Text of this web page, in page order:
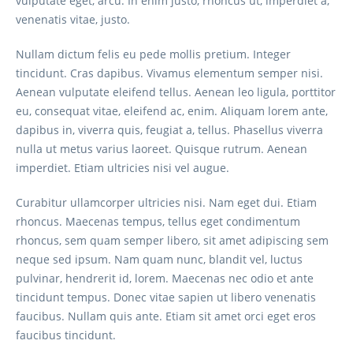
venenatis vitae, justo.
Nullam dictum felis eu pede mollis pretium. Integer
tincidunt. Cras dapibus. Vivamus elementum semper nisi.
Aenean vulputate eleifend tellus. Aenean leo ligula, porttitor
eu, consequat vitae, eleifend ac, enim. Aliquam lorem ante,
dapibus in, viverra quis, feugiat a, tellus. Phasellus viverra
nulla ut metus varius laoreet. Quisque rutrum. Aenean
imperdiet. Etiam ultricies nisi vel augue.
Curabitur ullamcorper ultricies nisi. Nam eget dui. Etiam
rhoncus. Maecenas tempus, tellus eget condimentum
rhoncus, sem quam semper libero, sit amet adipiscing sem
neque sed ipsum. Nam quam nunc, blandit vel, luctus
pulvinar, hendrerit id, lorem. Maecenas nec odio et ante
tincidunt tempus. Donec vitae sapien ut libero venenatis
faucibus. Nullam quis ante. Etiam sit amet orci eget eros
faucibus tincidunt.